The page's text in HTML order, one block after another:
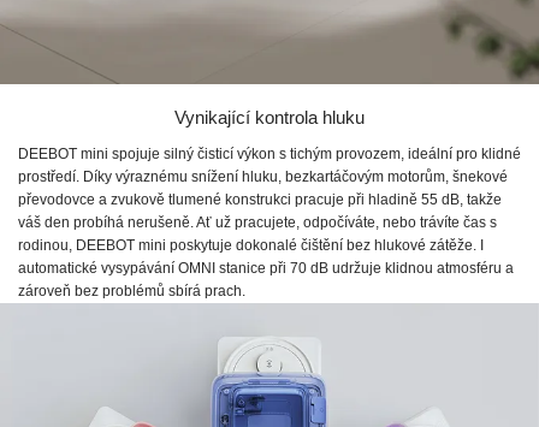
Vynikající kontrola hluku
DEEBOT mini spojuje silný čisticí výkon s tichým provozem, ideální pro klidné
prostředí. Díky výraznému snížení hluku, bezkartáčovým motorům, šnekové
převodovce a zvukově tlumené konstrukci pracuje při hladině 55 dB, takže
váš den probíhá nerušeně. Ať už pracujete, odpočíváte, nebo trávíte čas s
rodinou, DEEBOT mini poskytuje dokonalé čištění bez hlukové zátěže. I
automatické vysypávání OMNI stanice při 70 dB udržuje klidnou atmosféru a
zároveň bez problémů sbírá prach.